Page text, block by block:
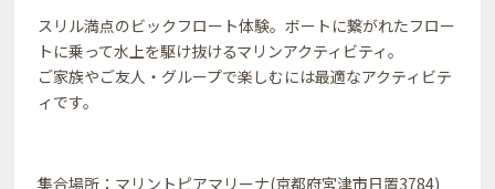
スリル満点のビックフロート体験。ボートに繋がれたフロー
トに乗って水上を駆け抜けるマリンアクティビティ。
ご家族やご友人・グループで楽しむには最適なアクティビテ
ィです。
集合場所：マリントピアマリーナ(京都府宮津市日置3784)